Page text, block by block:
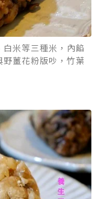
米等三種米，內餡
薑花粉版吵，竹葉